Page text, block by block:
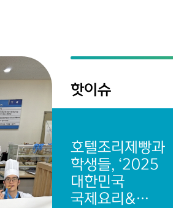
핫이슈
호텔조리제빵과
학생들, ‘2025
대한민국
국제요리&